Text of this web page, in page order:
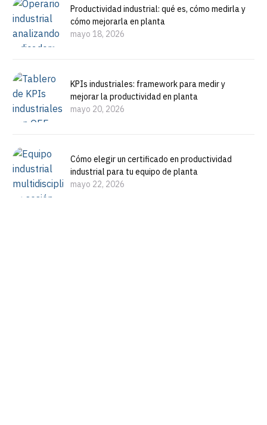
Productividad industrial: qué es, cómo medirla y
cómo mejorarla en planta
mayo 18, 2026
KPIs industriales: framework para medir y
mejorar la productividad en planta
mayo 20, 2026
Cómo elegir un certificado en productividad
industrial para tu equipo de planta
mayo 22, 2026